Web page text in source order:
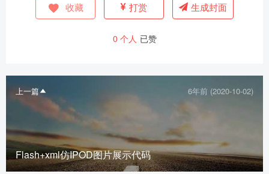
收藏 打赏 生成封面
0 个人 已赞
上一篇 6年前 (2020-10-02)
Flash+xml仿IPOD图片展示代码